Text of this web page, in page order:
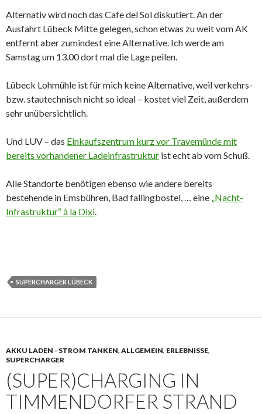
Alternativ wird noch das Cafe del Sol diskutiert. An der
Ausfahrt Lübeck Mitte gelegen, schon etwas zu weit vom AK
entfernt aber zumindest eine Alternative. Ich werde am
Samstag um 13.00 dort mal die Lage peilen.
Lübeck Lohmühle ist für mich keine Alternative, weil verkehrs-
bzw. stautechnisch nicht so ideal – kostet viel Zeit, außerdem
sehr unübersichtlich.
Und LUV – das Einkaufszentrum kurz vor Travemünde mit
bereits vorhandener Ladeinfrastruktur ist echt ab vom Schuß.
Alle Standorte benötigen ebenso wie andere bereits
bestehende in Emsbühren, Bad fallingbostel, … eine „Nacht-
Infrastruktur“ á la Dixi.
SUPERCHARGER LÜBECK
AKKU LADEN - STROM TANKEN, ALLGEMEIN, ERLEBNISSE,
SUPERCHARGER
(SUPER)CHARGING IN
TIMMENDORFER STRAND